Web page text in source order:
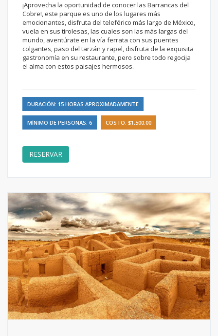
¡Aprovecha la oportunidad de conocer las Barrancas del
Cobre!, este parque es uno de los lugares más
emocionantes, disfruta del teleférico más largo de México,
vuela en sus tirolesas, las cuales son las más largas del
mundo, aventúrate en la vía ferrata con sus puentes
colgantes, paso del tarzán y rapel, disfruta de la exquisita
gastronomía en su restaurante, pero sobre todo regocija
el alma con estos paisajes hermosos.
DURACIÓN: 15 HORAS APROXIMADAMENTE
MÍNIMO DE PERSONAS: 6 COSTO: $1,500.00
RESERVAR